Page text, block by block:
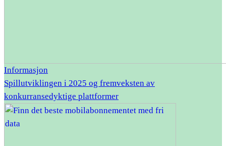
Informasjon
Spillutviklingen i 2025 og fremveksten av
konkurransedyktige plattformer